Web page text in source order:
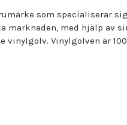
som specialiserar
marknaden, med hjälp av
vinylgolv. Vinylgolven är